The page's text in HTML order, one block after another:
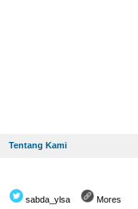
Tentang Kami
sabda_ylsa Mores